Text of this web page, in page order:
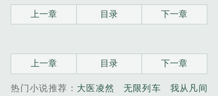
上一章 目录 下一章
上一章 目录 下一章
热门小说推荐： 大医凌然 无限列车
我从凡间